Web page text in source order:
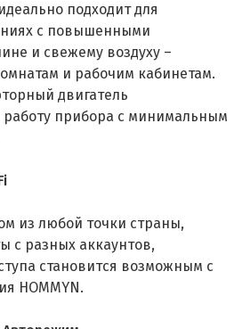
подходит для
с повышенными
и свежему воздуху –
и рабочим кабинетам.
двигатель
работу прибора с минимальным
из любой точки страны,
с разных аккаунтов,
становится возможным с
HOMMYN.